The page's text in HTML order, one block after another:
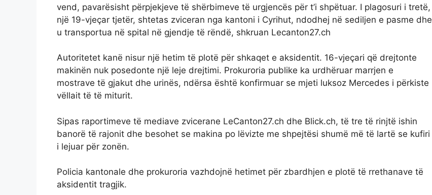
vend, pavarësisht përpjekjeve të shërbimeve të urgjencës për t’i shpëtuar. I plagosuri i tretë,
një 19-vjeçar tjetër, shtetas zviceran nga kantoni i Cyrihut, ndodhej në sediljen e pasme dhe
u transportua në spital në gjendje të rëndë, shkruan Lecanton27.ch
Autoritetet kanë nisur një hetim të plotë për shkaqet e aksidentit. 16-vjeçari që drejtonte
makinën nuk posedonte një leje drejtimi. Prokuroria publike ka urdhëruar marrjen e
mostrave të gjakut dhe urinës, ndërsa është konfirmuar se mjeti luksoz Mercedes i përkiste
vëllait të të miturit.
Sipas raportimeve të mediave zvicerane LeCanton27.ch dhe Blick.ch, të tre të rinjtë ishin
banorë të rajonit dhe besohet se makina po lëvizte me shpejtësi shumë më të lartë se kufiri
i lejuar për zonën.
Policia kantonale dhe prokuroria vazhdojnë hetimet për zbardhjen e plotë të rrethanave të
aksidentit tragjik.